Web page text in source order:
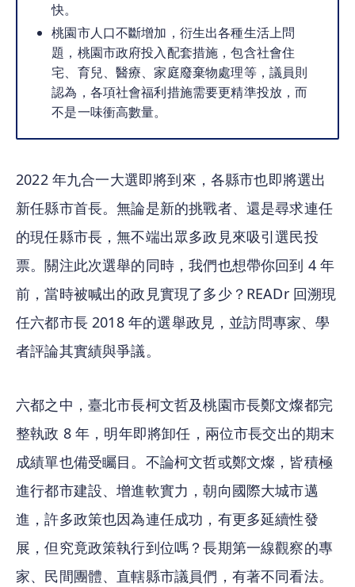
快。
桃園市人口不斷增加，衍生出各種生活上問
題，桃園市政府投入配套措施，包含社會住
宅、育兒、醫療、家庭廢棄物處理等，議員則
認為，各項社會福利措施需要更精準投放，而
不是一味衝高數量。
2022 年九合一大選即將到來，各縣市也即將選出
新任縣市首長。無論是新的挑戰者、還是尋求連任
的現任縣市長，無不端出眾多政見來吸引選民投
票。關注此次選舉的同時，我們也想帶你回到 4 年
前，當時被喊出的政見實現了多少？READr 回溯現
任六都市長 2018 年的選舉政見，並訪問專家、學
者評論其實績與爭議。
六都之中，臺北市長柯文哲及桃園市長鄭文燦都完
整執政 8 年，明年即將卸任，兩位市長交出的期末
成績單也備受矚目。不論柯文哲或鄭文燦，皆積極
進行都市建設、增進軟實力，朝向國際大城市邁
進，許多政策也因為連任成功，有更多延續性發
展，但究竟政策執行到位嗎？長期第一線觀察的專
家、民間團體、直轄縣市議員們，有著不同看法。